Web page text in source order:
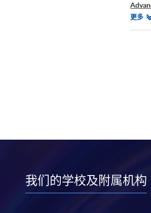
更多相
我们的学校及附属机构